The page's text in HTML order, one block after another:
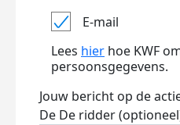
E-mail
Lees hier hoe KWF
persoonsgegevens.
Jouw bericht op de
De De ridder